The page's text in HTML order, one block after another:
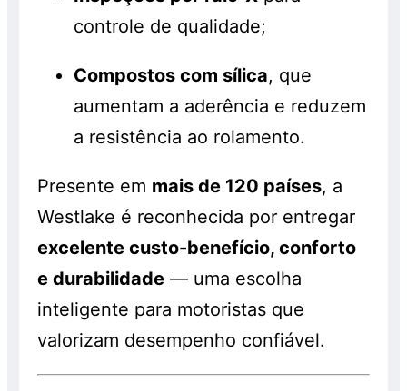
controle de qualidade;
Compostos com sílica, que
aumentam a aderência e reduzem
a resistência ao rolamento.
Presente em mais de 120 países, a
Westlake é reconhecida por entregar
excelente custo-benefício, conforto
e durabilidade — uma escolha
inteligente para motoristas que
valorizam desempenho confiável.